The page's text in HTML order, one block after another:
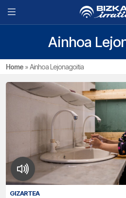
Ainhoa
Home »Ainhoa Lejonagoitia
GIZARTEA